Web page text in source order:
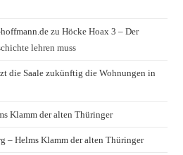
zuHöcke Hoax 3 – Der
lehren muss
die Saale zukünftig die Wohnungen in
Klamm der alten Thüringer
– Helms Klamm der alten Thüringer